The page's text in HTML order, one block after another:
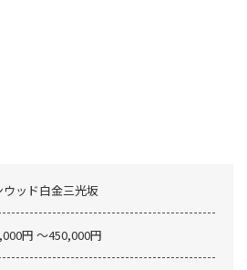
ウッド白金三光坂
円 〜450,000円